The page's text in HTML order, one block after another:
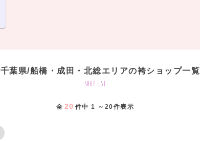
千葉県/船橋・成田・北総エリアの袴ショップ一覧
shop list
全 20 件中 1 ～20件表示